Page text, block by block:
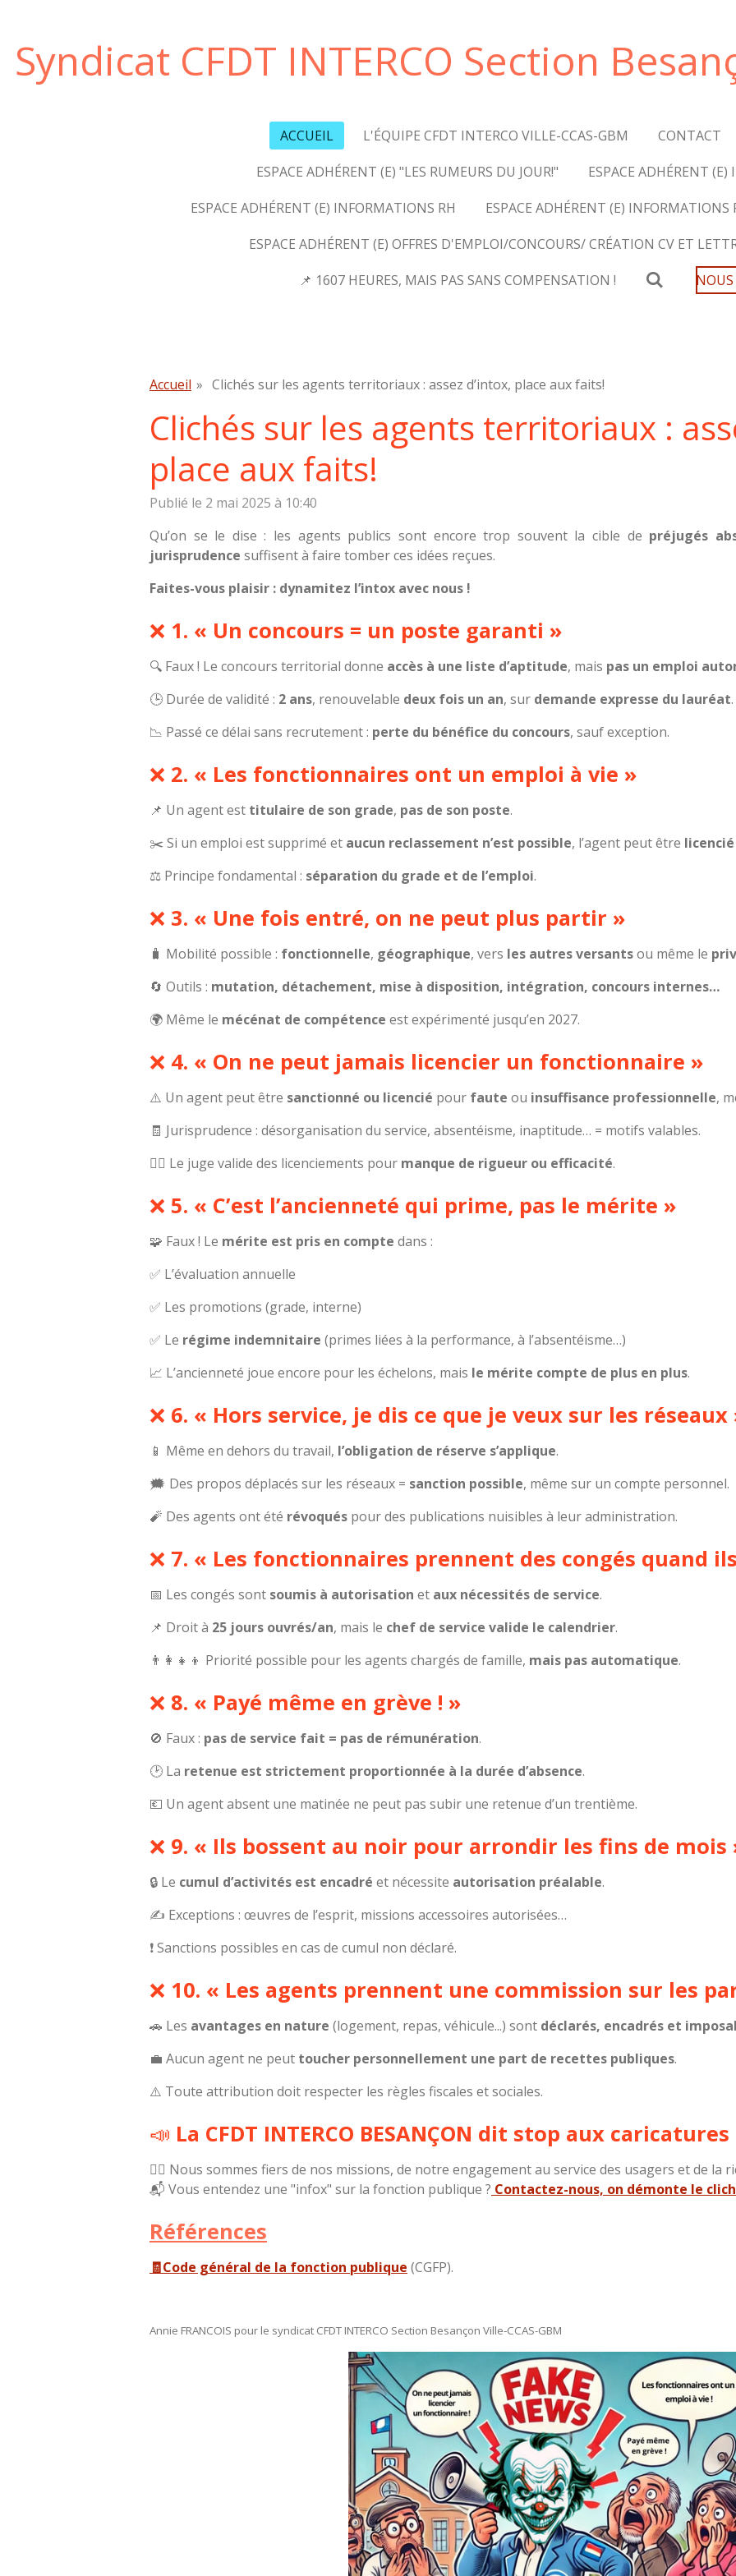
contenu
principal
Syndicat CFDT INTERCO Section
ACCUEIL L'ÉQUIPE CFDT INTERCO VILLE-CCAS-GBM
CONTACT
ESPACE ADHÉRENT (E) "LES RUMEURS DU JOUR!"
ESPACE ADHÉRENT (E)
ESPACE ADHÉRENT (E) INFORMATIONS RH
ESPACE ADHÉRENT (E)
ESPACE ADHÉRENT (E) OFFRES D'EMPLOI/CONCOURS/ CRÉATION CV ET
📌 1607 HEURES, MAIS PAS SANS COMPENSATION !
Accueil » Clichés sur les agents territoriaux : assez d’intox, place aux faits!
Clichés sur les agents territoriaux :
place aux faits!
Publié le 2 mai 2025 à 10:40
Qu’on se le dise : les agents publics sont encore trop souvent la cible de préjugés
jurisprudence suffisent à faire tomber ces idées reçues.
Faites-vous plaisir : dynamitez l’intox avec nous !
❌ 1. « Un concours = un poste garanti »
🔍 Faux ! Le concours territorial donne accès à une liste d’aptitude, mais pas un emploi
🕒 Durée de validité : 2 ans, renouvelable deux fois un an, sur demande expresse du lauréat.
📉 Passé ce délai sans recrutement : perte du bénéfice du concours, sauf exception.
❌ 2. « Les fonctionnaires ont un emploi à vie »
📌 Un agent est titulaire de son grade, pas de son poste.
✂️ Si un emploi est supprimé et aucun reclassement n’est possible, l’agent peut être licencié
⚖️ Principe fondamental : séparation du grade et de l’emploi.
❌ 3. « Une fois entré, on ne peut plus partir »
🧳 Mobilité possible : fonctionnelle, géographique, vers les autres versantsou même le
🔄 Outils : mutation, détachement, mise à disposition, intégration, concours internes…
🌍 Même le mécénat de compétence est expérimenté jusqu’en 2027.
❌ 4. « On ne peut jamais licencier un fonctionnaire »
⚠️ Un agent peut être sanctionné ou licencié pour faute ou insuffisance professionnelle,
🧾 Jurisprudence : désorganisation du service, absentéisme, inaptitude… = motifs valables.
👨‍⚖️ Le juge valide des licenciements pour manque de rigueur ou efficacité.
❌ 5. « C’est l’ancienneté qui prime, pas le mérite »
🧩 Faux ! Le mérite est pris en compte dans :
✅ L’évaluation annuelle
✅ Les promotions (grade, interne)
✅ Le régime indemnitaire (primes liées à la performance, à l’absentéisme…)
📈 L’ancienneté joue encore pour les échelons, mais le mérite compte de plus en plus.
❌ 6. « Hors service, je dis ce que je veux sur les réseaux
📱 Même en dehors du travail, l’obligation de réserve s’applique.
🗯️ Des propos déplacés sur les réseaux = sanction possible, même sur un compte personnel.
🧨 Des agents ont été révoqués pour des publications nuisibles à leur administration.
❌ 7. « Les fonctionnaires prennent des congés quand
📅 Les congés sont soumis à autorisation et aux nécessités de service.
📌 Droit à 25 jours ouvrés/an, mais le chef de service valide le calendrier.
👨‍👩‍👧‍👦 Priorité possible pour les agents chargés de famille, mais pas automatique.
❌ 8. « Payé même en grève ! »
🚫 Faux : pas de service fait = pas de rémunération.
🕑 La retenue est strictement proportionnée à la durée d’absence.
💶 Un agent absent une matinée ne peut pas subir une retenue d’un trentième.
❌ 9. « Ils bossent au noir pour arrondir les fins de mois
🔒 Le cumul d’activités est encadré et nécessite autorisation préalable.
✍️ Exceptions : œuvres de l’esprit, missions accessoires autorisées…
❗ Sanctions possibles en cas de cumul non déclaré.
❌ 10. « Les agents prennent une commission sur les
🚗 Les avantages en nature (logement, repas, véhicule...) sont déclarés, encadrés et
💼 Aucun agent ne peut toucher personnellement une part de recettes publiques.
⚠️ Toute attribution doit respecter les règles fiscales et sociales.
📣 La CFDT INTERCO BESANÇON dit stop aux caricatures
🙋‍♀️ Nous sommes fiers de nos missions, de notre engagement au service des usagers et de la
📬 Vous entendez une "infox" sur la fonction publique ? Contactez-nous, on démonte le
Références
🧾Code général de la fonction publique (CGFP).
Annie FRANCOIS pour le syndicat CFDT INTERCO Section Besançon Ville-CCAS-GBM